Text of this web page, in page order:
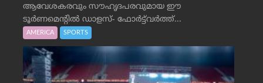
ആവേശകരവും സൗഹൃദപരവുമായ ഈ
ടൂർണമെന്റിൽ ഡാളസ്- ഫോർട്ട്‌വര്‍ത്ത്...
AMERICA SPORTS